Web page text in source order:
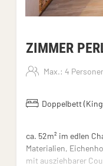
ZIMMER
Max.: 4
Doppelbett
ca. 52m² im edlen
Materialien,
mit ausziehbarer